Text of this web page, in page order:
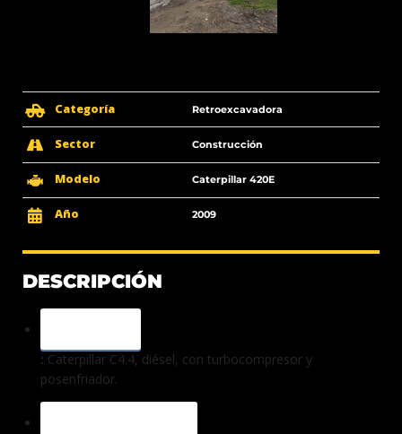
Categoría Retroexcavadora
Sector Construcción
Modelo Caterpillar 420E
Año 2009
DESCRIPCIÓN
: Caterpillar C4.4, diésel, con turbocompresor y
posenfriador.